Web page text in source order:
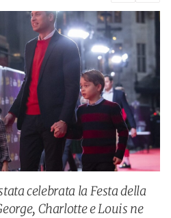
celebrata la Festa della
Charlotte e Louis ne